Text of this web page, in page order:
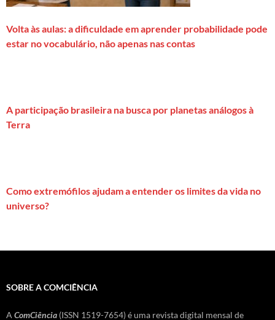
Volta às aulas: a dificuldade em aprender probabilidade pode
estar no vocabulário, não apenas nas contas
A participação brasileira na busca por planetas análogos à
Terra
Como extremófilos ajudam a entender os limites da vida no
universo?
SOBRE A COMCIÊNCIA
A ComCiência (ISSN 1519-7654) é uma revista digital mensal de